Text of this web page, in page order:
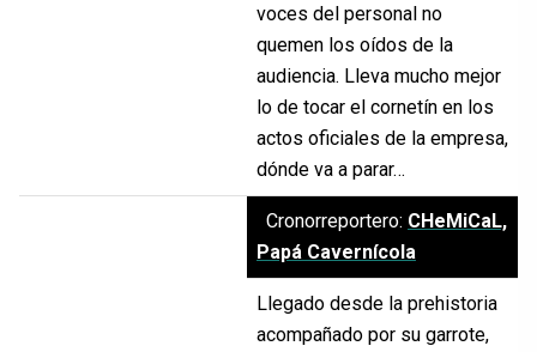
voces del personal no
quemen los oídos de la
audiencia. Lleva mucho mejor
lo de tocar el cornetín en los
actos oficiales de la empresa,
dónde va a parar…
Cronorreportero: CHeMiCaL,
Papá Cavernícola
Llegado desde la prehistoria
acompañado por su garrote,